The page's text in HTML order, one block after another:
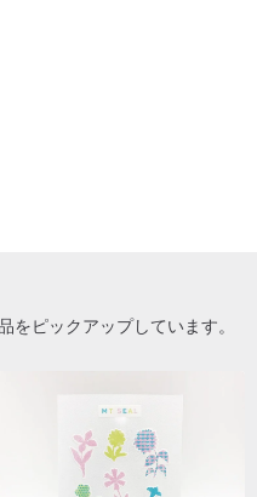
ピックアップしています。